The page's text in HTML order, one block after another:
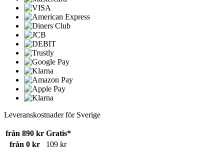
Leveranskostnader för Sverige
från 890 kr Gratis*
från 0 kr
109 kr